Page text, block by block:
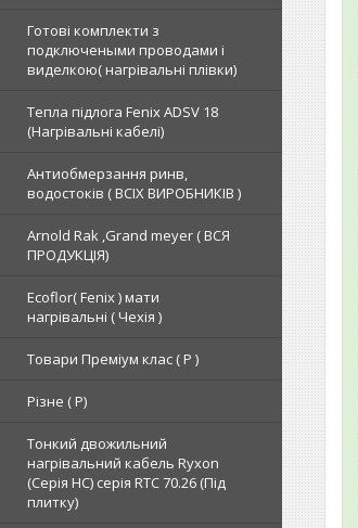
Готові комплекти з
подключеными проводами і
виделкою( нагрівальні плівки)
Тепла підлога Fenix ADSV 18
(Нагрівальні кабелі)
Антиобмерзання ринв,
водостоків ( ВСІХ ВИРОБНИКІВ )
Arnold Rak ,Grand meyer ( ВСЯ
ПРОДУКЦІЯ)
Ecoflor( Fenix ) мати
нагрівальні ( Чехія )
Товари Преміум клас ( Р )
Різне ( Р)
Тонкий двожильний
нагрівальний кабель Ryxon
(Серія НС) серія RTC 70.26 (Під
плитку)